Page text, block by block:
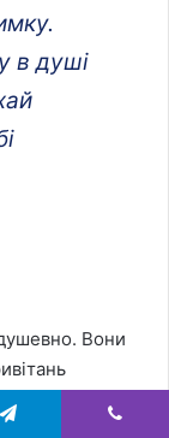
в душі
Вони